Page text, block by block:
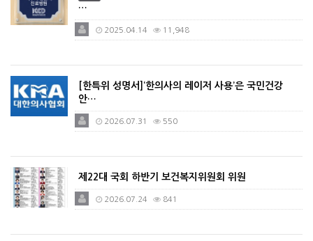
…
2025.04.14 11,948
[한특위 성명서]‘한의사의 레이저 사용’은 국민건강
안…
2026.07.31 550
제22대 국회 하반기 보건복지위원회 위원
2026.07.24 841